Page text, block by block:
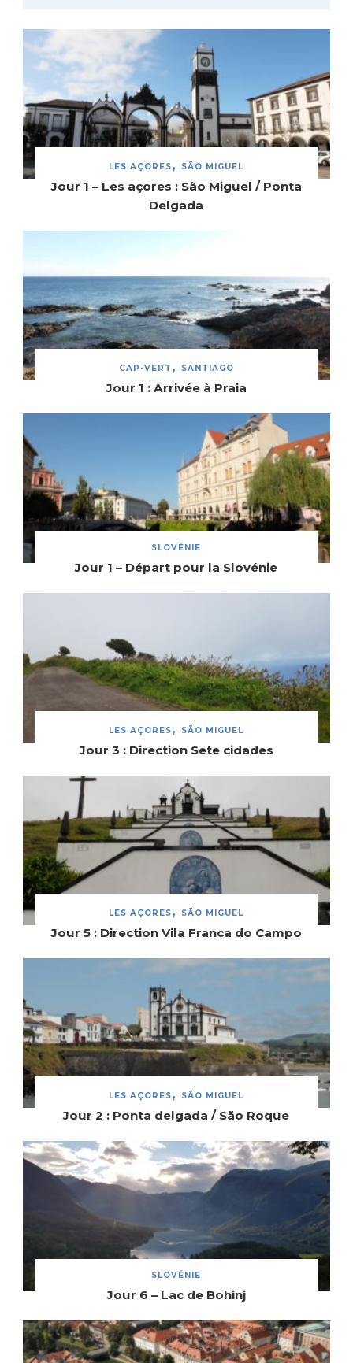
LES AÇORES SÃO MIGUEL
Jour 1 – Les açores : São Miguel / Ponta
Delgada
CAP-VERT SANTIAGO
Jour 1 : Arrivée à Praia
SLOVÉNIE
Jour 1 – Départ pour la Slovénie
LES AÇORES SÃO MIGUEL
Jour 3 : Direction Sete cidades
LES AÇORES SÃO MIGUEL
Jour 5 : Direction Vila Franca do Campo
LES AÇORES SÃO MIGUEL
Jour 2 : Ponta delgada / São Roque
SLOVÉNIE
Jour 6 – Lac de Bohinj